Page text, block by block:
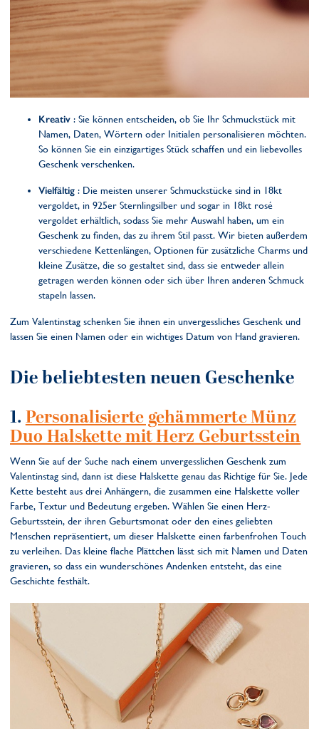
Kreativ : Sie können entscheiden, ob Sie Ihr Schmuckstück mit
Namen, Daten, Wörtern oder Initialen personalisieren möchten.
So können Sie ein einzigartiges Stück schaffen und ein liebevolles
Geschenk verschenken.
Vielfältig : Die meisten unserer Schmuckstücke sind in 18kt
vergoldet, in 925er Sternlingsilber und sogar in 18kt rosé
vergoldet erhältlich, sodass Sie mehr Auswahl haben, um ein
Geschenk zu finden, das zu ihrem Stil passt. Wir bieten außerdem
verschiedene Kettenlängen, Optionen für zusätzliche Charms und
kleine Zusätze, die so gestaltet sind, dass sie entweder allein
getragen werden können oder sich über Ihren anderen Schmuck
stapeln lassen.
Zum Valentinstag schenken Sie ihnen ein unvergessliches Geschenk und
lassen Sie einen Namen oder ein wichtiges Datum von Hand gravieren.
Die beliebtesten neuen Geschenke
1.Personalisierte gehämmerte Münz
Duo Halskette mit Herz Geburtsstein
Wenn Sie auf der Suche nach einem unvergesslichen Geschenk zum
Valentinstag sind, dann ist diese Halskette genau das Richtige für Sie. Jede
Kette besteht aus drei Anhängern, die zusammen eine Halskette voller
Farbe, Textur und Bedeutung ergeben. Wählen Sie einen Herz-
Geburtsstein, der ihren Geburtsmonat oder den eines geliebten
Menschen repräsentiert, um dieser Halskette einen farbenfrohen Touch
zu verleihen. Das kleine flache Plättchen lässt sich mit Namen und Daten
gravieren, so dass ein wunderschönes Andenken entsteht, das eine
Geschichte festhält.